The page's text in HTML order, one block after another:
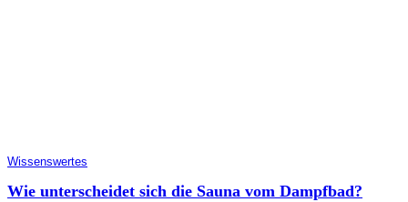
Wissenswertes
Wie unterscheidet sich die Sauna vom Dampfbad?